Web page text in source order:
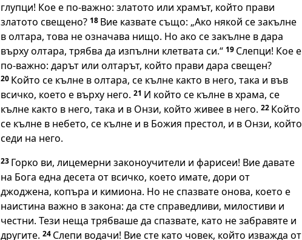
глупци! Кое е по-важно: златото или храмът, който прави
златото свещено? 18 Вие казвате също: „Ако някой се закълне
в олтара, това не означава нищо. Но ако се закълне в дара
върху олтара, трябва да изпълни клетвата си.“ 19 Слепци! Кое е
по-важно: дарът или олтарът, който прави дара свещен?
20 Който се кълне в олтара, се кълне както в него, така и във
всичко, което е върху него. 21 И който се кълне в храма, се
кълне както в него, така и в Онзи, който живее в него. 22 Който
се кълне в небето, се кълне и в Божия престол, и в Онзи, който
седи на него.
23 Горко ви, лицемерни законоучители и фарисеи! Вие давате
на Бога една десета от всичко, което имате, дори от
джоджена, копъра и кимиона. Но не спазвате онова, което е
наистина важно в закона: да сте справедливи, милостиви и
честни. Тези неща трябваше да спазвате, като не забравяте и
другите. 24 Слепи водачи! Вие сте като човек, който изважда от